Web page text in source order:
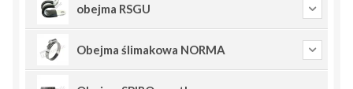
obejma RSGU
Obejma ślimakowa NORMA